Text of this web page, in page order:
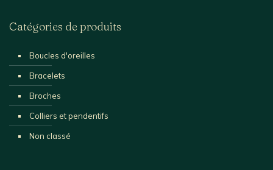
Catégories de produits
Boucles d'oreilles
Bracelets
Broches
Colliers et pendentifs
Non classé